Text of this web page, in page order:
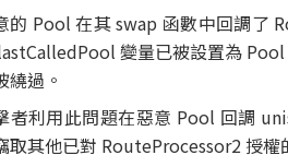
的 Pool 在其 swap 函數中回調了
變量已被設置為
繞過。
者利用此問題在惡意 Pool 回調
取其他已對 RouteProcessor2 授權